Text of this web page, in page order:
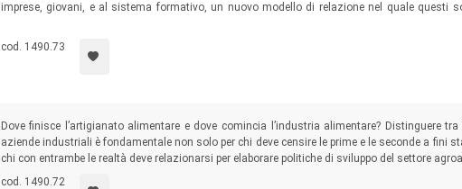
imprese, giovani, e al sistema formativo, un nuovo modello di relazione nel quale questi
distanti, ma naturalmente orientati a perseguire obiettivi comuni, si interconnettano in un
consenta di superare il “paradosso del lavoro”.
cod. 1490.73
Dove finisce l’artigianato alimentare e dove comincia l’industria alimentare? Distinguere
aziende industriali è fondamentale non solo per chi deve censire le prime e le seconde a fini
chi con entrambe le realtà deve relazionarsi per elaborare politiche di sviluppo del settore
cod. 1490.72